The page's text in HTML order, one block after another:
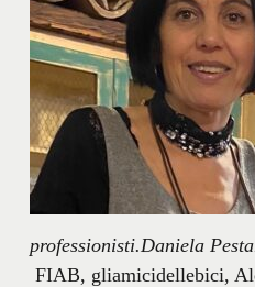
professionisti.Daniela
FIAB, gliamicidellebici,